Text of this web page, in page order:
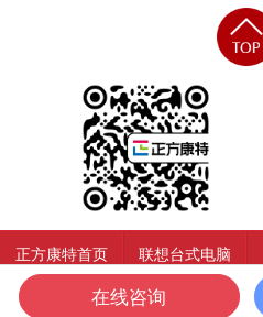
正方康特首页 联想台式电脑
产品中心 客户见证
在线咨询